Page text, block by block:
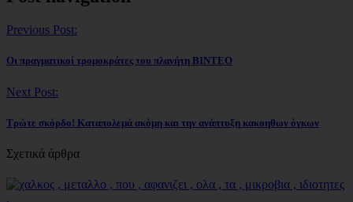
Previous Post:
Οι πραγματικοί τρομοκράτες του πλανήτη BINTEO
Next Post:
Τρώτε σκόρδο! Καταπολεμά ακόμη και την ανάπτυξη κακοηθων όγκων
Σχετικά άρθρα